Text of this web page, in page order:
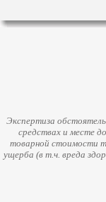
Экспертиза
средствах и месте
товарной стоимости
ущерба (в т.ч. вреда